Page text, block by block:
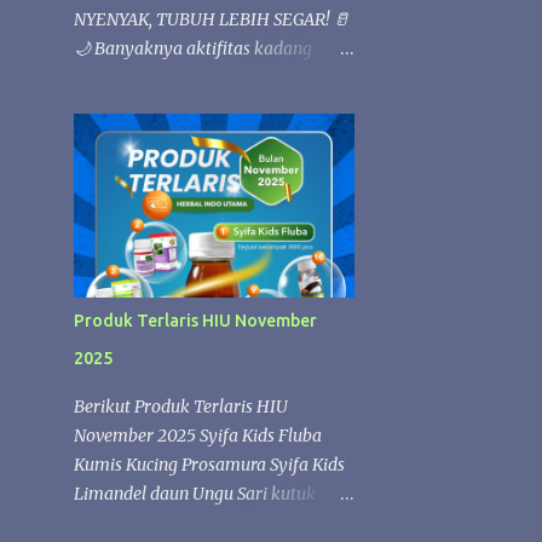
NYENYAK, TUBUH LEBIH SEGAR! 🥛
🌙 Banyaknya aktifitas kadang
untuk menjaga kesehatan tubuh.
Kandungan nutrisi alami dalam susu
kambing Etawafood dapat
membantu memenuhi kebutuhan
gizi harian, sehingga tubuh lebih
rileks dan nyaman saat beristirahat.
✨ Etawafood kaya akan nutrisi
dan kebugaran tubuh. Saat tubuh
mendapatkan asupan yang cukup,
proses pemulihan selama tidur
berlangsung lebih optimal sehingga
Anda dapat bangun dengan
Produk Terlaris HIU November
2025
Berikut Produk Terlaris HIU
November 2025 Syifa Kids Fluba
Kumis Kucing Prosamura Syifa Kids
Limandel daun Ungu Sari kutuk